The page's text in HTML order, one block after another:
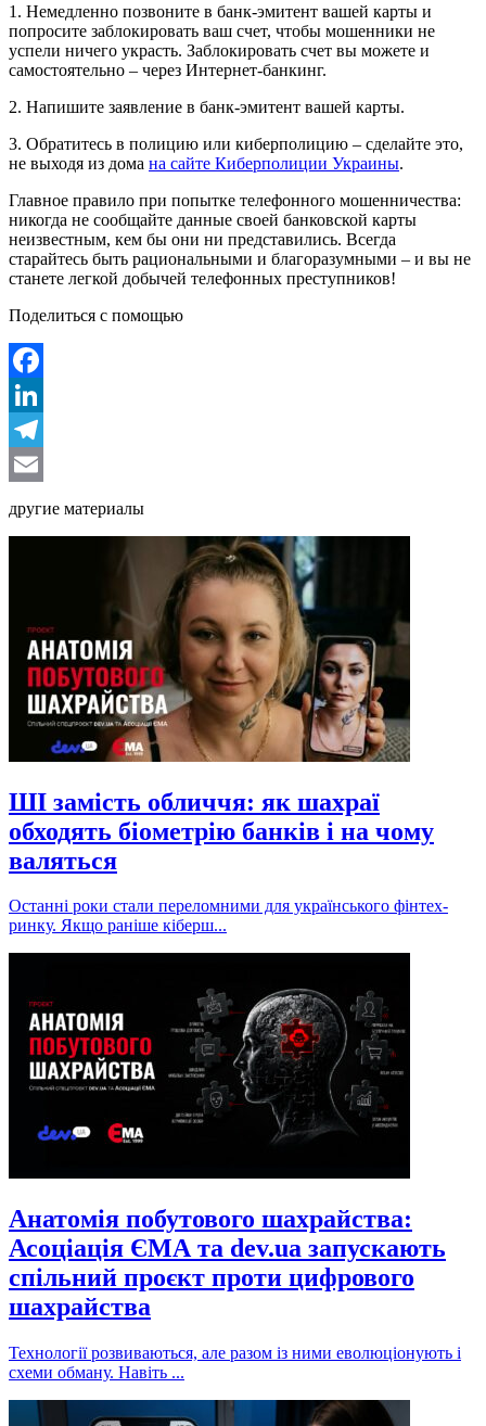
1. Немедленно позвоните в банк-эмитент вашей карты и
попросите заблокировать ваш счет, чтобы мошенники не
успели ничего украсть. Заблокировать счет вы можете и
самостоятельно – через Интернет-банкинг.
2. Напишите заявление в банк-эмитент вашей карты.
3. Обратитесь в полицию или киберполицию – сделайте это,
не выходя из дома на сайте Киберполиции Украины.
Главное правило при попытке телефонного мошенничества:
никогда не сообщайте данные своей банковской карты
неизвестным, кем бы они ни представились. Всегда
старайтесь быть рациональными и благоразумными – и вы не
станете легкой добычей телефонных преступников!
Поделиться с помощью
Facebook
LinkedIn
Telegram
другие материалы
ШІ замість обличчя: як шахраї
обходять біометрію банків і на чому
валяться
Останні роки стали переломними для українського фінтех-
ринку. Якщо раніше кіберш...
Анатомія побутового шахрайства:
Асоціація ЄМА та dev.ua запускають
спільний проєкт проти цифрового
шахрайства
Технології розвиваються, але разом із ними еволюціонують і
схеми обману. Навіть ...